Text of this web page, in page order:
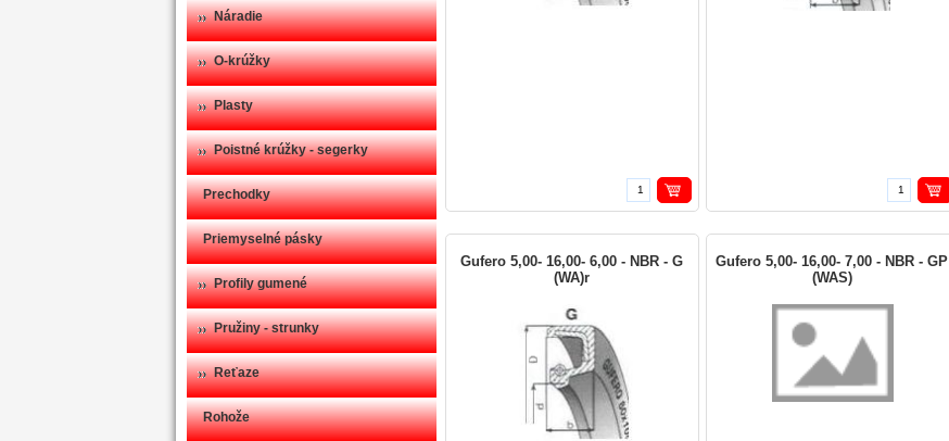
Náradie
O-krúžky
Plasty
Poistné krúžky - segerky
Prechodky
Priemyselné pásky
Profily gumené
Pružiny - strunky
Reťaze
Rohože
Gufero 5,00- 16,00- 6,00 - NBR - G
(WA)r
Gufero 5,00- 16,00- 7,00 - NBR - GP
(WAS)